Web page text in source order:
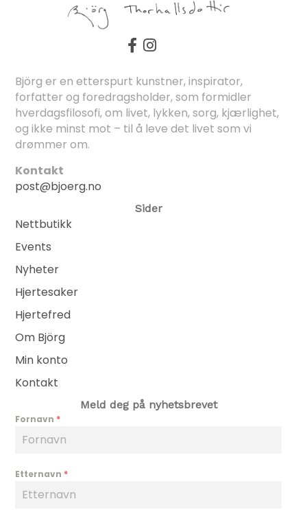
Björg er en etterspurt kunstner, inspirator,
forfatter og foredragsholder, som formidler
hverdagsfilosofi, om livet, lykken, sorg, kjærlighet,
og ikke minst mot – til å leve det livet som vi
drømmer om.
Kontakt
post@bjoerg.no
Sider
Nettbutikk
Events
Nyheter
Hjertesaker
Hjertefred
Om Björg
Min konto
Kontakt
Meld deg på nyhetsbrevet
Fornavn *
Etternavn *